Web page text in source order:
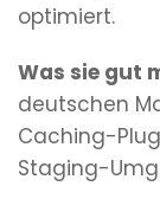
optimiert.
Was sie gut
deutschen
Caching-
Staging-